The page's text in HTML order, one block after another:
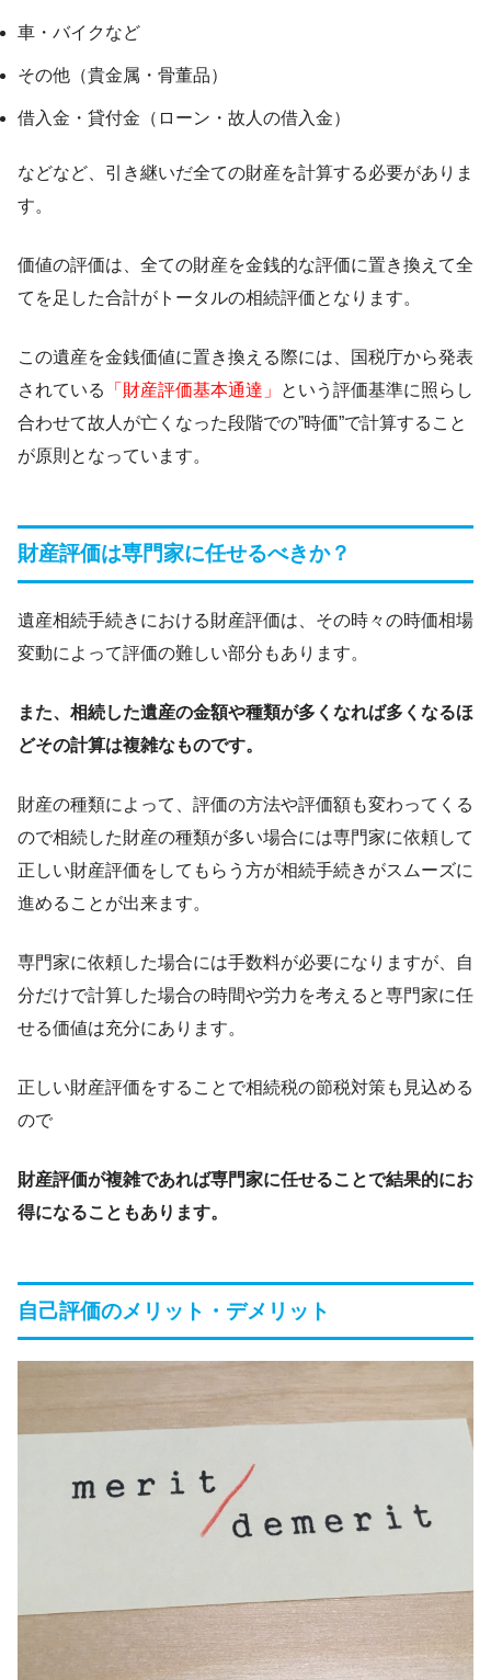
車・バイクなど
その他（貴金属・骨董品）
借入金・貸付金（ローン・故人の借入金）
などなど、引き継いだ全ての財産を計算する必要がありま
す。
価値の評価は、全ての財産を金銭的な評価に置き換えて全
てを足した合計がトータルの相続評価となります。
この遺産を金銭価値に置き換える際には、国税庁から発表
されている
「財産評価基本通達」
という評価基準に照らし
合わせて故人が亡くなった段階での”時価”で計算すること
が原則となっています。
財産評価は専門家に任せるべきか？
遺産相続手続きにおける財産評価は、その時々の時価相場
変動によって評価の難しい部分もあります。
また、相続した遺産の金額や種類が多くなれば多くなるほ
どその計算は複雑なものです。
財産の種類によって、評価の方法や評価額も変わってくる
ので相続した財産の種類が多い場合には専門家に依頼して
正しい財産評価をしてもらう方が相続手続きがスムーズに
進めることが出来ます。
専門家に依頼した場合には手数料が必要になりますが、自
分だけで計算した場合の時間や労力を考えると専門家に任
せる価値は充分にあります。
正しい財産評価をすることで相続税の節税対策も見込める
ので
財産評価が複雑であれば専門家に任せることで結果的にお
得になることもあります。
自己評価のメリット・デメリット